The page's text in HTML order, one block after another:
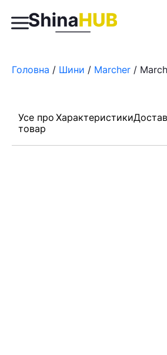
Головна / Шини / Marcher /
Усе про
товар
Характеристики